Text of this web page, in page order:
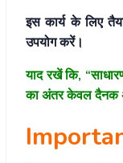
इस कार्य के लिए
उपयोग करें।
याद रखें कि,
का अंतर केवल दैनक